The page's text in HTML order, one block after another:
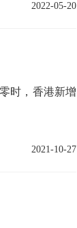
2022-05-20
时，香港新增
2021-10-27